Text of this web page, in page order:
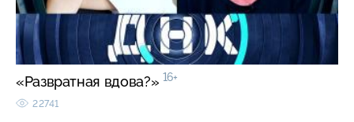
«Развратная вдова?» 16+
22741